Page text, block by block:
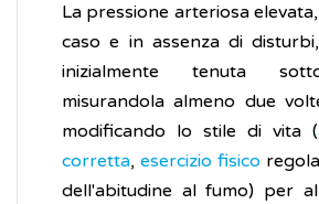
La pressione arteriosa
caso e in assenza di
inizialmente tenuta
misurandola almeno due
modificando lo stile di vita (
corretta, esercizio fisico
dell'abitudine al fumo) per